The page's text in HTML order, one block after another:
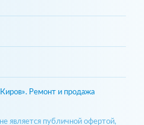
Ремонт и продажа
является публичной офертой,